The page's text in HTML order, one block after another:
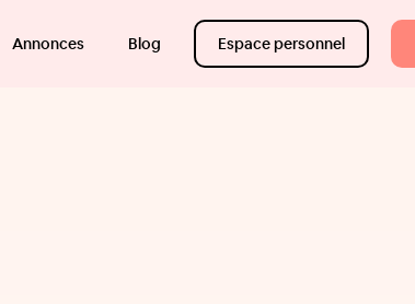
Annonces Blog Espace personnel